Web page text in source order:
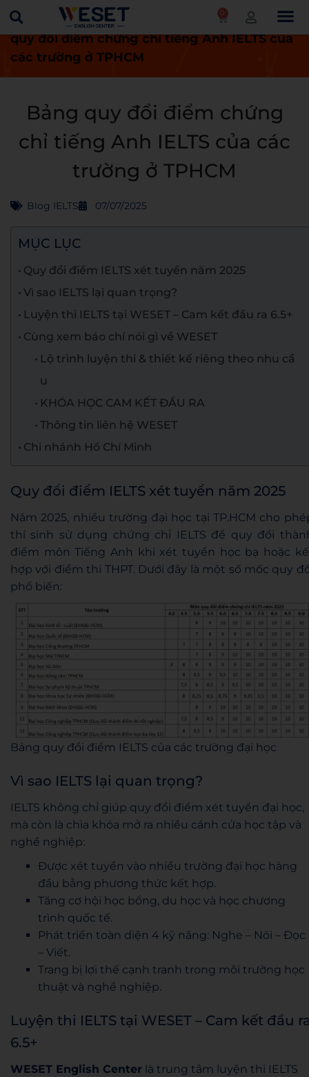
0
Trang chủ Blog Blog IELTS
Bảng
quy đổi điểm chứng chỉ tiếng Anh IELTS của
các trường ở TPHCM
Bảng quy đổi điểm chứng
chỉ tiếng Anh IELTS của các
trường ở TPHCM
Blog IELTS 07/07/2025
MỤC LỤC
Quy đổi điểm IELTS xét tuyển năm 2025
Vì sao IELTS lại quan trọng?
Luyện thi IELTS tại WESET – Cam kết đầu ra 6.5+
Cùng xem báo chí nói gì về WESET
Lộ trình luyện thi & thiết kế riêng theo nhu cầ
u
KHÓA HỌC CAM KẾT ĐẦU RA
Thông tin liên hệ WESET
Chi nhánh Hồ Chí Minh
Quy đổi điểm IELTS xét tuyển năm 2025
Năm 2025, nhiều trường đại học tại TP.HCM cho
thí sinh sử dụng chứng chỉ IELTS để quy đổi
điểm môn Tiếng Anh khi xét tuyển học bạ hoặc
hợp với điểm thi THPT. Dưới đây là một số mốc quy
phổ biến:
Bảng quy đổi điểm IELTS của các trường đại học
Vì sao IELTS lại quan trọng?
IELTS không chỉ giúp quy đổi điểm xét tuyển đại học,
mà còn là chìa khóa mở ra nhiều cánh cửa học tập và
nghề nghiệp:
Được xét tuyển vào nhiều trường đại học hàng
đầu bằng phương thức kết hợp.
Tăng cơ hội học bổng, du học và học chương
trình quốc tế.
Phát triển toàn diện 4 kỹ năng: Nghe – Nói – Đọc
– Viết.
Trang bị lợi thế cạnh tranh trong môi trường học
thuật và nghề nghiệp.
Luyện thi IELTS tại WESET – Cam kết đầu
6.5+
WESET English Center là trung tâm luyện thi IELTS